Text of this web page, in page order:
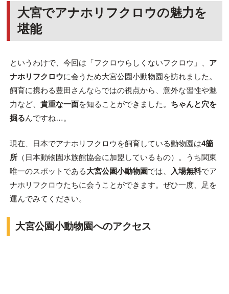
大宮でアナホリフクロウの魅力を
堪能
というわけで、今回は「フクロウらしくないフクロウ」、 ア
ナホリフクロウに会うため大宮公園小動物園を訪れました。
飼育に携わる豊田さんならではの視点から、意外な習性や魅
力など、 貴重な一面を知ることができました。 ちゃんと穴を
掘るんですね…。
現在、日本でアナホリフクロウを飼育している動物園は4箇
所（日本動物園水族館協会に加盟しているもの）。うち関東
唯一のスポットである大宮公園小動物園では、 入場無料でア
ナホリフクロウたちに会うことができます。ぜひ一度、足を
運んでみてください。
大宮公園小動物園へのアクセス